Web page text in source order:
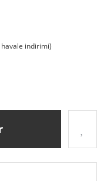
havale indirimi)